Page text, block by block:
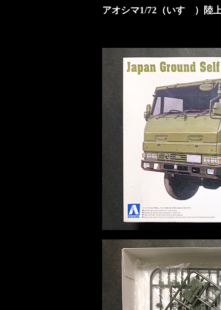
アオシマ1/72（いすゞ）陸